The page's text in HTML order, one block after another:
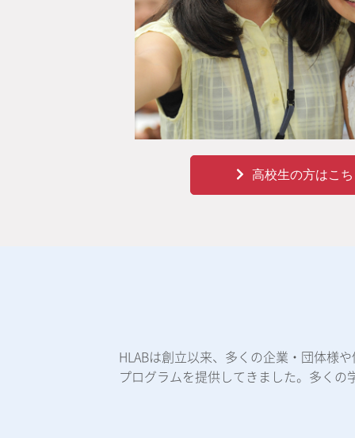
高校生の方はこ
HLABは創立以来、多くの企業・団体様
プログラムを提供してきました。多く